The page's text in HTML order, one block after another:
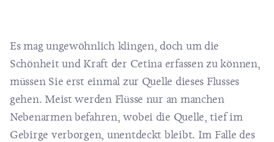
Es mag ungewöhnlich klingen, doch um die
Schönheit und Kraft der Cetina erfassen zu können,
müssen Sie erst einmal zur Quelle dieses Flusses
gehen. Meist werden Flüsse nur an manchen
Nebenarmen befahren, wobei die Quelle, tief im
Gebirge verborgen, unentdeckt bleibt. Im Falle des